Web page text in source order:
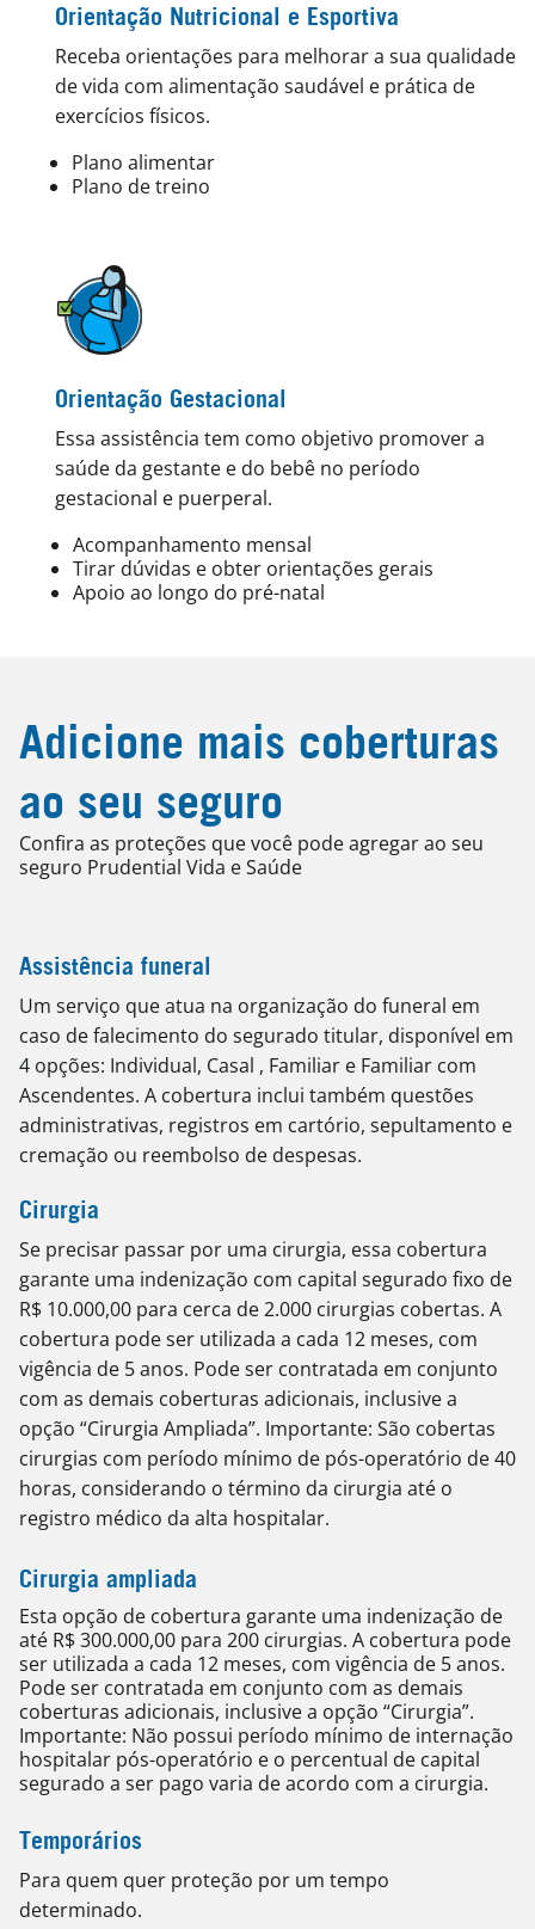
Orientação Nutricional e Esportiva
Receba orientações para melhorar a sua qualidade
de vida com alimentação saudável e prática de
exercícios físicos.
Plano alimentar
Plano de treino
Orientação Gestacional
Essa assistência tem como objetivo promover a
saúde da gestante e do bebê no período
gestacional e puerperal.
Acompanhamento mensal
Tirar dúvidas e obter orientações gerais
Apoio ao longo do pré-natal
Adicione mais coberturas
ao seu seguro
Confira as proteções que você pode agregar ao seu
seguro Prudential Vida e Saúde
Assistência funeral
Um serviço que atua na organização do funeral em
caso de falecimento do segurado titular, disponível em
4 opções: Individual, Casal , Familiar e Familiar com
Ascendentes. A cobertura inclui também questões
administrativas, registros em cartório, sepultamento e
cremação ou reembolso de despesas.
Cirurgia
Se precisar passar por uma cirurgia, essa cobertura
garante uma indenização com capital segurado fixo de
R$ 10.000,00 para cerca de 2.000 cirurgias cobertas. A
cobertura pode ser utilizada a cada 12 meses, com
vigência de 5 anos. Pode ser contratada em conjunto
com as demais coberturas adicionais, inclusive a
opção “Cirurgia Ampliada”. Importante: São cobertas
cirurgias com período mínimo de pós-operatório de 40
horas, considerando o término da cirurgia até o
registro médico da alta hospitalar.
Cirurgia ampliada
Esta opção de cobertura garante uma indenização de
até R$ 300.000,00 para 200 cirurgias. A cobertura pode
ser utilizada a cada 12 meses, com vigência de 5 anos.
Pode ser contratada em conjunto com as demais
coberturas adicionais, inclusive a opção “Cirurgia”.
Importante: Não possui período mínimo de internação
hospitalar pós-operatório e o percentual de capital
segurado a ser pago varia de acordo com a cirurgia.
Temporários
Para quem quer proteção por um tempo
determinado.